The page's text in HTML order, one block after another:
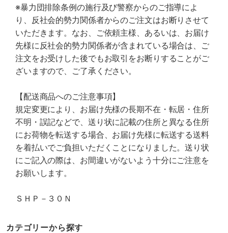
※暴力団排除条例の施行及び警察からのご指導によ
り、反社会的勢力関係者からのご注文はお断りさせて
いただきます。なお、ご依頼主様、あるいは、お届け
先様に反社会的勢力関係者が含まれている場合は、ご
注文をお受けした後でもお取引をお断りすることがご
ざいますので、ご了承ください。
【配送商品へのご注意事項】
規定変更により、お届け先様の長期不在・転居・住所
不明・誤記などで、送り状に記載の住所と異なる住所
にお荷物を転送する場合、お届け先様に転送する送料
を着払いでご負担いただくことになりました。送り状
にご記入の際は、お間違いがないよう十分にご注意を
お願いします。
ＳＨＰ－３０Ｎ
カテゴリーから探す